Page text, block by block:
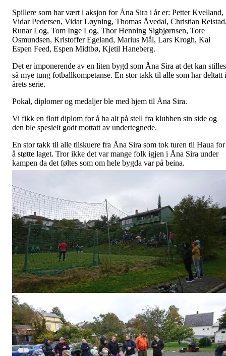
Spillere som har vært i aksjon for Åna Sira i år er: Petter Kvelland,
Vidar Pedersen, Vidar Løyning, Thomas Åvedal, Christian
Runar Log, Tom Inge Log, Thor Henning Sigbjørnsen, Tore
Osmundsen, Kristoffer Egeland, Marius Mål, Lars Krogh, Kai
Espen Feed, Espen Midtbø, Kjetil Haneberg.
Det er imponerende av en liten bygd som Åna Sira at det kan stilles
så mye tung fotballkompetanse. En stor takk til alle som har deltatt i
årets serie.
Pokal, diplomer og medaljer ble med hjem til Åna Sira.
Vi fikk en flott diplom for å ha alt på stell fra klubben sin side og
den ble spesielt godt mottatt av undertegnede.
En stor takk til alle tilskuere fra Åna Sira som tok turen til Haua for
å støtte laget. Tror ikke det var mange folk igjen i Åna Sira under
kampen da det føltes som om hele bygda var på beina.